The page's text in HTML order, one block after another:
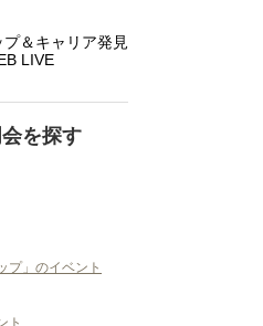
＆キャリア発見
LIVE
を探す
プ」のイベント
ト